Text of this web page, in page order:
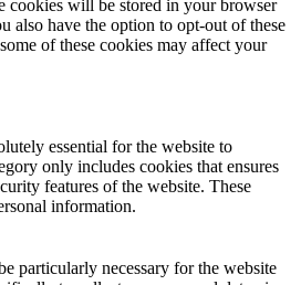
cookies will be stored in your browser
also have the option to opt-out of these
of these cookies may affect your
essential for the website to
only includes cookies that ensures
features of the website. These
information.
particularly necessary for the website